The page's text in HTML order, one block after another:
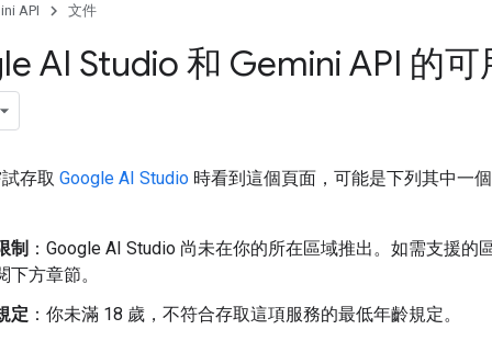
API 文件
AI Studio 和 Gemini API 的可
存取 Google AI Studio 時看到這個頁面，可能是下列其中一
制 ：Google AI Studio 尚未在你的所在區域推出。如需支援的
下方章節。
定 ：你未滿 18 歲，不符合存取這項服務的最低年齡規定。